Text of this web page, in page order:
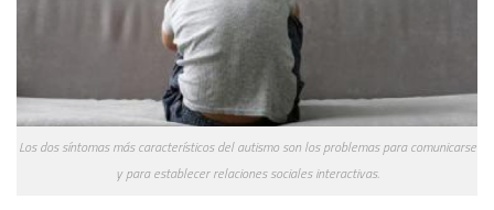
Los dos síntomas más característicos del autismo son los problemas para comunicarse
y para establecer relaciones sociales interactivas.